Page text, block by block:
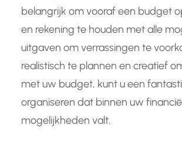
belangrijk om vooraf een budget
en rekening te houden met alle
uitgaven om verrassingen te
realistisch te plannen en creatief
met uw budget, kunt u een
organiseren dat binnen uw
mogelijkheden valt.